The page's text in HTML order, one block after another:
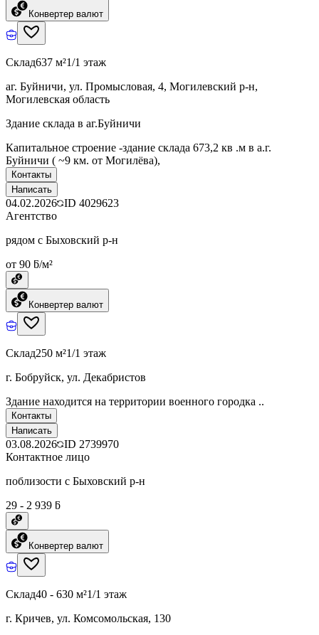
Конвертер валют
Склад637 м²1/1 этаж
аг. Буйничи, ул. Промысловая, 4, Могилевский р-н,
Могилевская область
Здание склада в аг.Буйничи
Капитальное строение -здание склада 673,2 кв .м в а.г.
Буйничи ( ~9 км. от Могилёва),
Контакты
Написать
04.02.2026 ID 4029623
Агентство
рядом с Быховский р-н
от 90 ƃ/м²
Конвертер валют
Склад250 м²1/1 этаж
г. Бобруйск, ул. Декабристов
Здание находится на территории военного городка ..
Контакты
Написать
03.08.2026 ID 2739970
Контактное лицо
поблизости с Быховский р-н
29 - 2 939 ƃ
Конвертер валют
Склад40 - 630 м²1/1 этаж
г. Кричев, ул. Комсомольская, 130